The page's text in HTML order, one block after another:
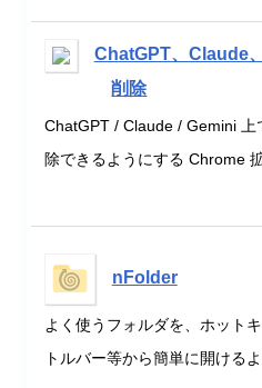
ChatGPT、Claude
削除
ChatGPT / Claude / Gemini 上
除できるようにする Chrome
nFolder
よく使うフォルダを、ホット
トルバー等から簡単に開ける